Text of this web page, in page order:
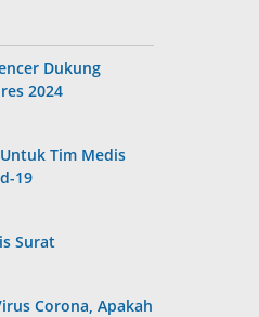
Dukung
2024
Tim Medis
19
Surat
Corona, Apakah